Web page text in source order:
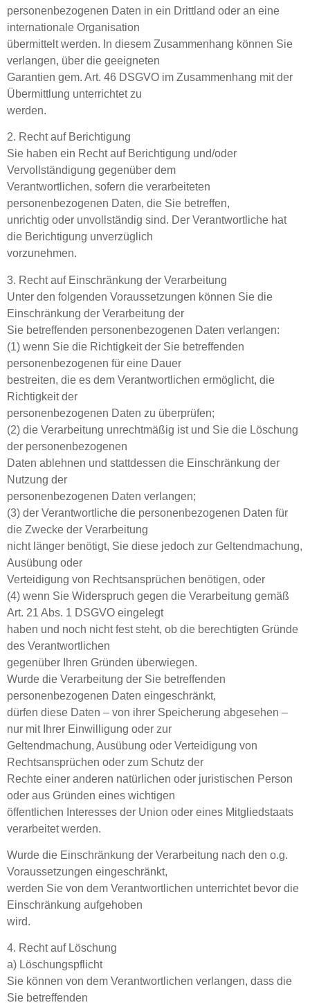
personenbezogenen Daten in ein Drittland oder an eine
internationale Organisation
übermittelt werden. In diesem Zusammenhang können Sie
verlangen, über die geeigneten
Garantien gem. Art. 46 DSGVO im Zusammenhang mit der
Übermittlung unterrichtet zu
werden.
2. Recht auf Berichtigung
Sie haben ein Recht auf Berichtigung und/oder
Vervollständigung gegenüber dem
Verantwortlichen, sofern die verarbeiteten
personenbezogenen Daten, die Sie betreffen,
unrichtig oder unvollständig sind. Der Verantwortliche hat
die Berichtigung unverzüglich
vorzunehmen.
3. Recht auf Einschränkung der Verarbeitung
Unter den folgenden Voraussetzungen können Sie die
Einschränkung der Verarbeitung der
Sie betreffenden personenbezogenen Daten verlangen:
(1) wenn Sie die Richtigkeit der Sie betreffenden
personenbezogenen für eine Dauer
bestreiten, die es dem Verantwortlichen ermöglicht, die
Richtigkeit der
personenbezogenen Daten zu überprüfen;
(2) die Verarbeitung unrechtmäßig ist und Sie die Löschung
der personenbezogenen
Daten ablehnen und stattdessen die Einschränkung der
Nutzung der
personenbezogenen Daten verlangen;
(3) der Verantwortliche die personenbezogenen Daten für
die Zwecke der Verarbeitung
nicht länger benötigt, Sie diese jedoch zur Geltendmachung,
Ausübung oder
Verteidigung von Rechtsansprüchen benötigen, oder
(4) wenn Sie Widerspruch gegen die Verarbeitung gemäß
Art. 21 Abs. 1 DSGVO eingelegt
haben und noch nicht fest steht, ob die berechtigten Gründe
des Verantwortlichen
gegenüber Ihren Gründen überwiegen.
Wurde die Verarbeitung der Sie betreffenden
personenbezogenen Daten eingeschränkt,
dürfen diese Daten – von ihrer Speicherung abgesehen –
nur mit Ihrer Einwilligung oder zur
Geltendmachung, Ausübung oder Verteidigung von
Rechtsansprüchen oder zum Schutz der
Rechte einer anderen natürlichen oder juristischen Person
oder aus Gründen eines wichtigen
öffentlichen Interesses der Union oder eines Mitgliedstaats
verarbeitet werden.
Wurde die Einschränkung der Verarbeitung nach den o.g.
Voraussetzungen eingeschränkt,
werden Sie von dem Verantwortlichen unterrichtet bevor die
Einschränkung aufgehoben
wird.
4. Recht auf Löschung
a) Löschungspflicht
Sie können von dem Verantwortlichen verlangen, dass die
Sie betreffenden